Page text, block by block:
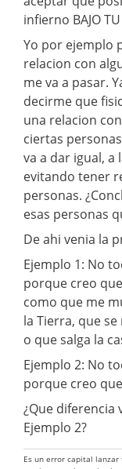
infierno BAJO
Yo por ejemplo
relacion con
me va a pasar.
decirme que
una relacion
ciertas
va a dar igual, a
evitando tener
personas.
esas personas
De ahi venia la
Ejemplo 1: No
porque creo
como que me
la Tierra, que
o que salga la
Ejemplo 2: No
porque creo
¿Que diferencia
Ejemplo 2?
Es un error capital